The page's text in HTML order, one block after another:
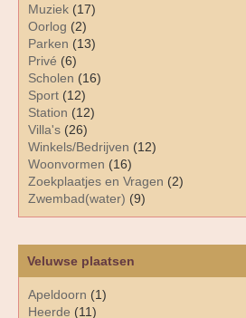
Muziek (17)
Oorlog (2)
Parken (13)
Privé (6)
Scholen (16)
Sport (12)
Station (12)
Villa's (26)
Winkels/Bedrijven (12)
Woonvormen (16)
Zoekplaatjes en Vragen (2)
Zwembad(water) (9)
Veluwse plaatsen
Apeldoorn (1)
Heerde (11)